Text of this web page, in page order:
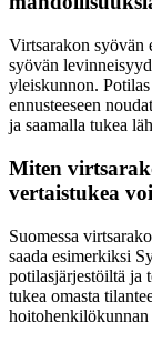
Virtsarakon syövän
syövän
yleiskunnon.
ennusteeseen
ja saamalla tukea
Miten
vertaistukea
Suomessa
saada esimerkiksi
potilasjärjestöiltä ja
tukea omasta
hoitohenkilökunnan